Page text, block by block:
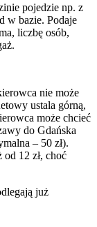
pojedzie np. z
w bazie. Podaje
liczbę osób,
nie może
ustala górną,
może chcieć
do Gdańska
– 50 zł).
12 zł, choć
już